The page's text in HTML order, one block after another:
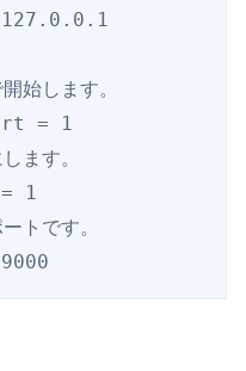
始します。
= 1
ます。
1
トです。